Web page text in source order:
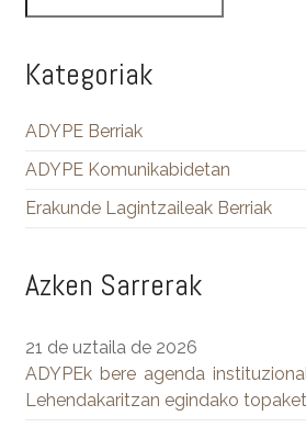
Kategoriak
ADYPE Berriak
ADYPE Komunikabidetan
Erakunde Lagintzaileak Berriak
Azken Sarrerak
21 de uztaila de 2026
ADYPEk bere agenda
Lehendakaritzan egindako